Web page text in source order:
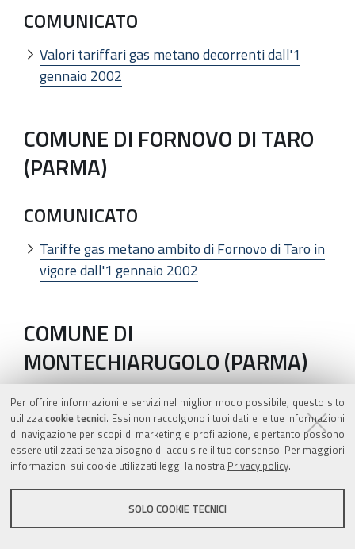
Per offrire informazioni e servizi nel miglior modo possibile, questo sito
utilizzacookie tecnici. Essi non raccolgono i tuoi dati e le tue informazioni
di navigazione per scopi di marketing e profilazione, e pertanto possono
essere utilizzati senza bisogno di acquisire il tuo consenso. Per maggiori
informazioni sui cookie utilizzati leggi la nostra Privacy policy.
SOLO COOKIE TECNICI
COMUNICATO
Valori tariffari gas metano decorrenti dall'1
gennaio 2002
COMUNE DI FORNOVO DI TARO
(PARMA)
COMUNICATO
Tariffe gas metano ambito di Fornovo di Taro in
vigore dall'1 gennaio 2002
COMUNE DI
MONTECHIARUGOLO (PARMA)
COMUNICATO
Tariffe gas metano ambito di Montechiarugolo
in vigore dall'1 gennaio 2002
COMUNE DI SISSA (PARMA)